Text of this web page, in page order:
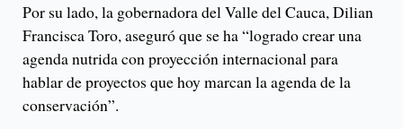
Por su lado, la gobernadora del Valle del Cauca, Dilian
Francisca Toro, aseguró que se ha “logrado crear una
agenda nutrida con proyección internacional para
hablar de proyectos que hoy marcan la agenda de la
conservación”.